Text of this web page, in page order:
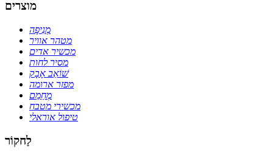
מוצרים
מְנִיפָה
מטהר אוויר
מכשיר אדים
מסיר לחות
שׁוֹאֵב אָבָק
מפזר ארומה
מְחַמֵם
מכשירי מטבח
טיפול אוראלי
לַחקוֹר